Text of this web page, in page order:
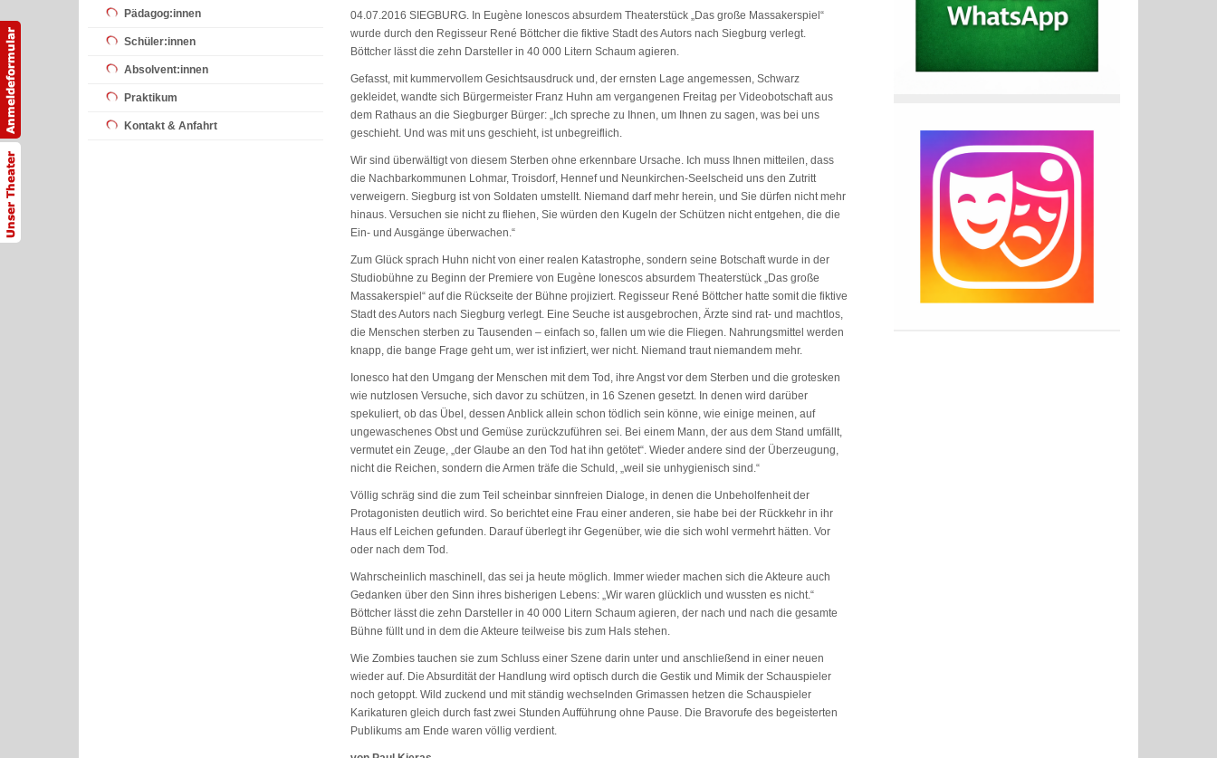
Pädagog:innen
Schüler:innen
Absolvent:innen
Praktikum
Kontakt & Anfahrt
04.07.2016 SIEGBURG. In Eugène Ionescos absurdem Theaterstück „Das große Massakerspiel“
wurde durch den Regisseur René Böttcher die fiktive Stadt des Autors nach Siegburg verlegt.
Böttcher lässt die zehn Darsteller in 40 000 Litern Schaum agieren.
Gefasst, mit kummervollem Gesichtsausdruck und, der ernsten Lage angemessen, Schwarz
gekleidet, wandte sich Bürgermeister Franz Huhn am vergangenen Freitag per Videobotschaft aus
dem Rathaus an die Siegburger Bürger: „Ich spreche zu Ihnen, um Ihnen zu sagen, was bei uns
geschieht. Und was mit uns geschieht, ist unbegreiflich.
Wir sind überwältigt von diesem Sterben ohne erkennbare Ursache. Ich muss Ihnen mitteilen, dass
die Nachbarkommunen Lohmar, Troisdorf, Hennef und Neunkirchen-Seelscheid uns den Zutritt
verweigern. Siegburg ist von Soldaten umstellt. Niemand darf mehr herein, und Sie dürfen nicht mehr
hinaus. Versuchen sie nicht zu fliehen, Sie würden den Kugeln der Schützen nicht entgehen, die die
Ein- und Ausgänge überwachen.“
Zum Glück sprach Huhn nicht von einer realen Katastrophe, sondern seine Botschaft wurde in der
Studiobühne zu Beginn der Premiere von Eugène Ionescos absurdem Theaterstück „Das große
Massakerspiel“ auf die Rückseite der Bühne projiziert. Regisseur René Böttcher hatte somit die fiktive
Stadt des Autors nach Siegburg verlegt. Eine Seuche ist ausgebrochen, Ärzte sind rat- und machtlos,
die Menschen sterben zu Tausenden – einfach so, fallen um wie die Fliegen. Nahrungsmittel werden
knapp, die bange Frage geht um, wer ist infiziert, wer nicht. Niemand traut niemandem mehr.
Ionesco hat den Umgang der Menschen mit dem Tod, ihre Angst vor dem Sterben und die grotesken
wie nutzlosen Versuche, sich davor zu schützen, in 16 Szenen gesetzt. In denen wird darüber
spekuliert, ob das Übel, dessen Anblick allein schon tödlich sein könne, wie einige meinen, auf
ungewaschenes Obst und Gemüse zurückzuführen sei. Bei einem Mann, der aus dem Stand umfällt,
vermutet ein Zeuge, „der Glaube an den Tod hat ihn getötet“. Wieder andere sind der Überzeugung,
nicht die Reichen, sondern die Armen träfe die Schuld, „weil sie unhygienisch sind.“
Völlig schräg sind die zum Teil scheinbar sinnfreien Dialoge, in denen die Unbeholfenheit der
Protagonisten deutlich wird. So berichtet eine Frau einer anderen, sie habe bei der Rückkehr in ihr
Haus elf Leichen gefunden. Darauf überlegt ihr Gegenüber, wie die sich wohl vermehrt hätten. Vor
oder nach dem Tod.
Wahrscheinlich maschinell, das sei ja heute möglich. Immer wieder machen sich die Akteure auch
Gedanken über den Sinn ihres bisherigen Lebens: „Wir waren glücklich und wussten es nicht.“
Böttcher lässt die zehn Darsteller in 40 000 Litern Schaum agieren, der nach und nach die gesamte
Bühne füllt und in dem die Akteure teilweise bis zum Hals stehen.
Wie Zombies tauchen sie zum Schluss einer Szene darin unter und anschließend in einer neuen
wieder auf. Die Absurdität der Handlung wird optisch durch die Gestik und Mimik der Schauspieler
noch getoppt. Wild zuckend und mit ständig wechselnden Grimassen hetzen die Schauspieler
Karikaturen gleich durch fast zwei Stunden Aufführung ohne Pause. Die Bravorufe des begeisterten
Publikums am Ende waren völlig verdient.